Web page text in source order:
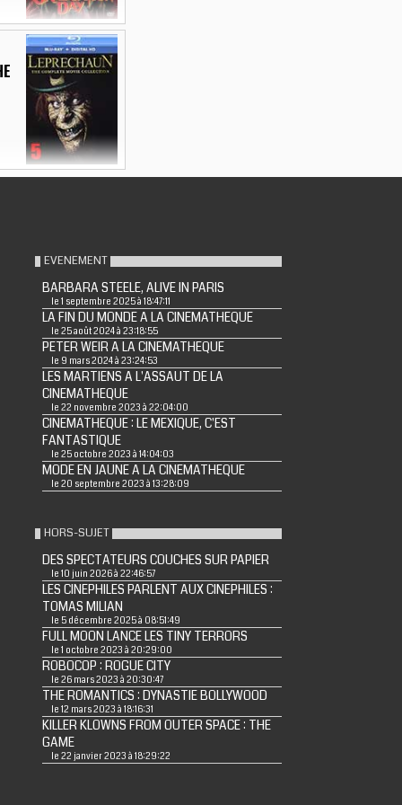
EVENEMENT
BARBARA STEELE, ALIVE IN PARIS
le 1 septembre 2025 à 18:47:11
LA FIN DU MONDE A LA CINEMATHEQUE
le 25 août 2024 à 23:18:55
PETER WEIR A LA CINEMATHEQUE
le 9 mars 2024 à 23:24:53
LES MARTIENS A L'ASSAUT DE LA
CINEMATHEQUE
le 22 novembre 2023 à 22:04:00
CINEMATHEQUE : LE MEXIQUE, C'EST
FANTASTIQUE
le 25 octobre 2023 à 14:04:03
MODE EN JAUNE A LA CINEMATHEQUE
le 20 septembre 2023 à 13:28:09
HORS-SUJET
DES SPECTATEURS COUCHES SUR PAPIER
le 10 juin 2026 à 22:46:57
LES CINEPHILES PARLENT AUX CINEPHILES :
TOMAS MILIAN
le 5 décembre 2025 à 08:51:49
FULL MOON LANCE LES TINY TERRORS
le 1 octobre 2023 à 20:29:00
ROBOCOP : ROGUE CITY
le 26 mars 2023 à 20:30:47
THE ROMANTICS : DYNASTIE BOLLYWOOD
le 12 mars 2023 à 18:16:31
KILLER KLOWNS FROM OUTER SPACE : THE
GAME
le 22 janvier 2023 à 18:29:22